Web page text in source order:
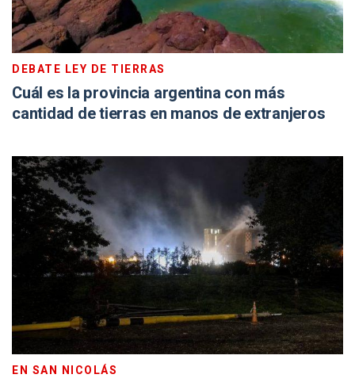
DEBATE LEY DE TIERRAS
Cuál es la provincia argentina con más
cantidad de tierras en manos de extranjeros
EN SAN NICOLÁS